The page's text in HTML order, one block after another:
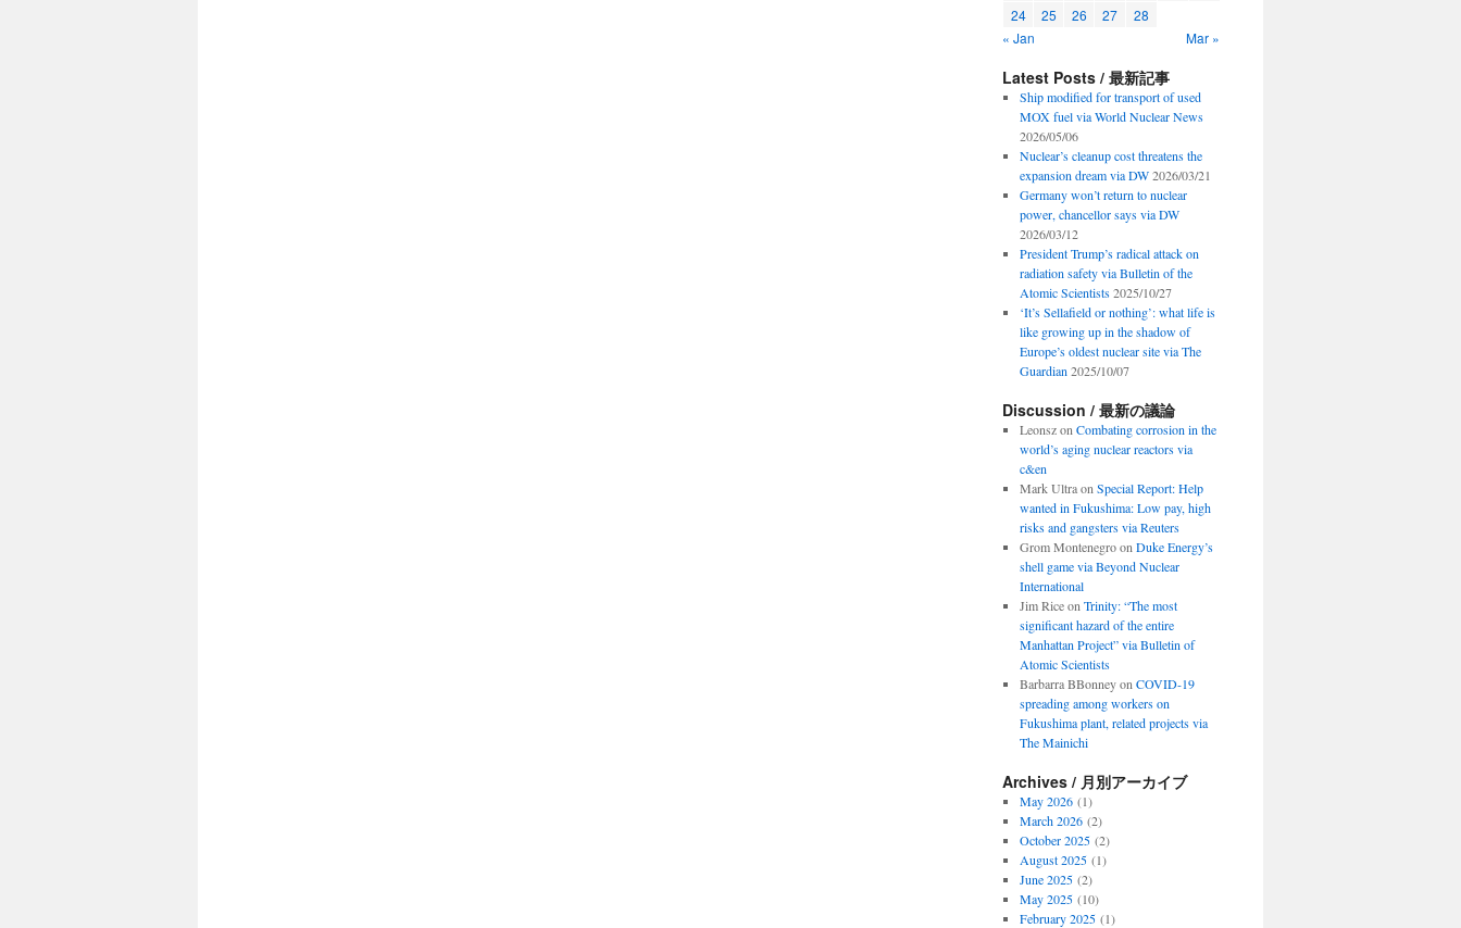
24
25 26 27
28
« Jan
Mar »
Latest Posts / 最新記事
Ship modified for transport of used
MOX fuel via World Nuclear News
2026/05/06
Nuclear’s cleanup cost threatens the
expansion dream via DW 2026/03/21
Germany won’t return to nuclear
power, chancellor says via DW
2026/03/12
President Trump’s radical attack on
radiation safety via Bulletin of the
Atomic Scientists 2025/10/27
‘It’s Sellafield or nothing’: what life is
like growing up in the shadow of
Europe’s oldest nuclear site via The
Guardian 2025/10/07
Discussion / 最新の議論
Leonszon Combating corrosion in the
world’s aging nuclear reactors via
c&en
Mark Ultraon Special Report: Help
wanted in Fukushima: Low pay, high
risks and gangsters via Reuters
Grom Montenegroon Duke Energy’s
shell game via Beyond Nuclear
International
Jim Riceon Trinity: “The most
significant hazard of the entire
Manhattan Project” via Bulletin of
Atomic Scientists
Barbarra BBonneyon COVID-19
spreading among workers on
Fukushima plant, related projects via
The Mainichi
Archives / 月別アーカイブ
May 2026(1)
March 2026(2)
October 2025(2)
August 2025(1)
June 2025(2)
May 2025(10)
February 2025(1)